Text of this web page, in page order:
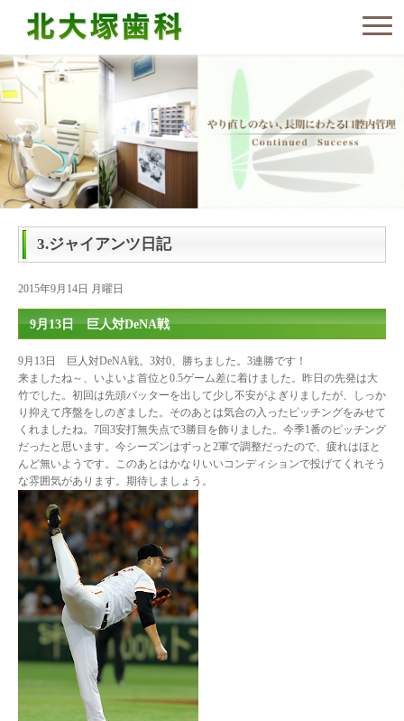
3.ジャイアンツ日記
2015年9月14日 月曜日
9月13日 巨人対DeNA戦
9月13日 巨人対DeNA戦。3対0、勝ちました。3連勝です！
来ましたね～、いよいよ首位と0.5ゲーム差に着けました。昨日の先発は大
竹でした。初回は先頭バッターを出して少し不安がよぎりましたが、しっか
り抑えて序盤をしのぎました。そのあとは気合の入ったピッチングをみせて
くれましたね。7回3安打無失点で3勝目を飾りました。今季1番のピッチング
だったと思います。今シーズンはずっと2軍で調整だったので、疲れはほと
んど無いようです。このあとはかなりいいコンディションで投げてくれそう
な雰囲気があります。期待しましょう。